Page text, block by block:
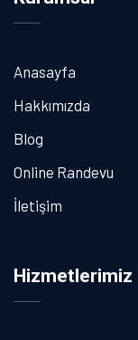
Anasayfa
Hakkımızda
Blog
Online Randevu
İletişim
Hizmetlerimiz